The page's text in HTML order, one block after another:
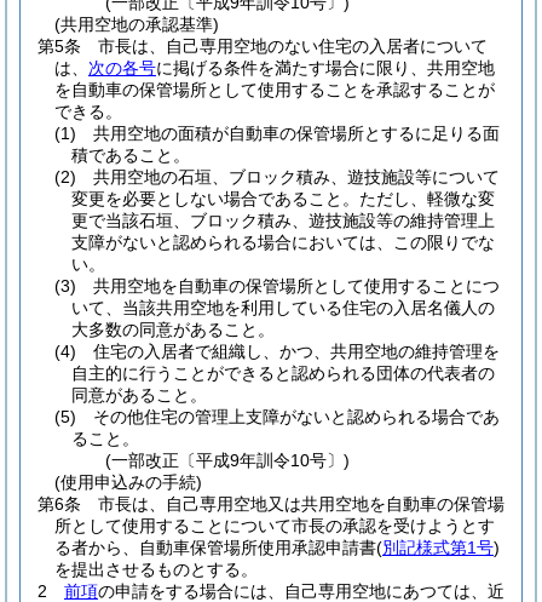
(共用空地の承認基準)
第5条
市長は、自己専用空地のない住宅の入居者について
は、 次の各号に掲げる条件を満たす場合に限り、共用空地
を自動車の保管場所として使用することを承認することが
できる。
(1)
共用空地の面積が自動車の保管場所とするに足りる面
積であること。
(2)
共用空地の石垣、ブロック積み、遊技施設等について
変更を必要としない場合であること。 ただし、軽微な変
更で当該石垣、ブロック積み、遊技施設等の維持管理上
支障がないと認められる場合においては、この限りでな
い。
(3)
共用空地を自動車の保管場所として使用することにつ
いて、当該共用空地を利用している住宅の入居名儀人の
大多数の同意があること。
(4)
住宅の入居者で組織し、かつ、共用空地の維持管理を
自主的に行うことができると認められる団体の代表者の
同意があること。
(5)
その他住宅の管理上支障がないと認められる場合であ
ること。
(一部改正〔平成9年訓令10号〕)
(使用申込みの手続)
第6条
市長は、自己専用空地又は共用空地を自動車の保管場
所として使用することについて市長の承認を受けようとす
る者から、自動車保管場所使用承認申請書(別記様式第1号)
を提出させるものとする。
2
前項の申請をする場合には、自己専用空地にあつては、近